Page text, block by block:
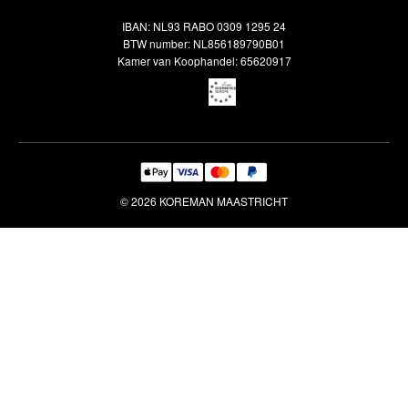
Veelgestelde vragen
IBAN: NL93 RABO 0309 1295 24
BTW number: NL856189790B01
Kamer van Koophandel: 65620917
© 2026 KOREMAN MAASTRICHT